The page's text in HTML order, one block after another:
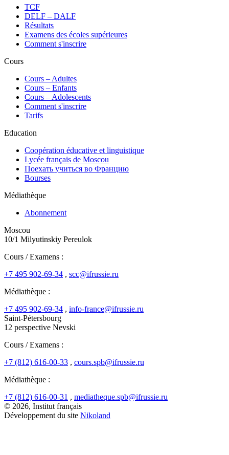
TCF
DELF – DALF
Résultats
Examens des écoles supérieures
Comment s'inscrire
Cours
Сours – Adultes
Cours – Enfants
Cours – Adolescents
Comment s'inscrire
Tarifs
Education
Coopération éducative et linguistique
Lycée français de Moscou
Поехать учиться во Францию
Bourses
Médiathèque
Abonnement
Moscou
10/1 Milyutinskiy Pereulok
Cours / Examens :
+7 495 902-69-34 , scc@ifrussie.ru
Médiathèque :
+7 495 902-69-34 , info-france@ifrussie.ru
Saint-Pétersbourg
12 perspective Nevski
Cours / Examens :
+7 (812) 616-00-33 , cours.spb@ifrussie.ru
Médiathèque :
+7 (812) 616-00-31 , mediatheque.spb@ifrussie.ru
© 2026, Institut français
Développement du site Nikoland